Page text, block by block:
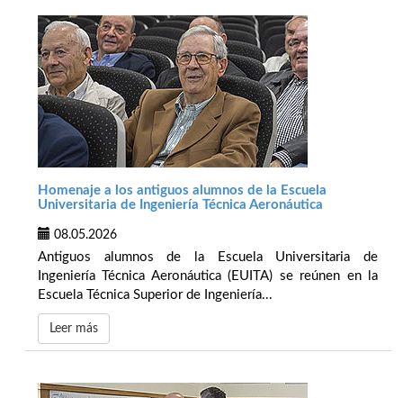
Homenaje a los antiguos alumnos de la Escuela
Universitaria de Ingeniería Técnica Aeronáutica
08.05.2026
Antiguos alumnos de la Escuela Universitaria de
Ingeniería Técnica Aeronáutica (EUITA) se reúnen en la
Escuela Técnica Superior de Ingeniería...
Leer más